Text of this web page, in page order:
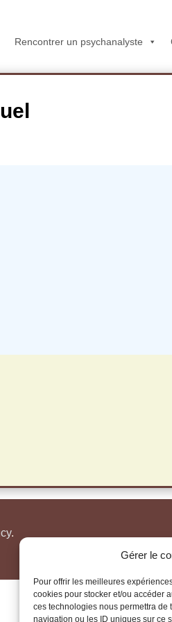
Gérer le
Pour offrir les meilleures
cookies pour stocker et/ou accéder
ces technologies nous permettra de
navigation ou les ID uniques sur ce
Rencontrer un psychanalyste
.